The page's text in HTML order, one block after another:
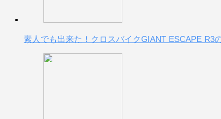
素人でも出来た！クロスバイクGIANT ESCAPE R3